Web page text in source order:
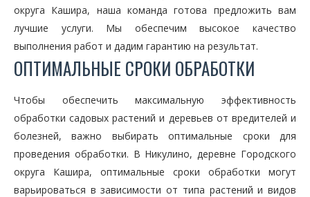
округа Кашира, наша команда готова предложить вам
лучшие услуги. Мы обеспечим высокое качество
выполнения работ и дадим гарантию на результат.
ОПТИМАЛЬНЫЕ СРОКИ ОБРАБОТКИ
Чтобы обеспечить максимальную эффективность
обработки садовых растений и деревьев от вредителей и
болезней, важно выбирать оптимальные сроки для
проведения обработки. В Никулино, деревне Городского
округа Кашира, оптимальные сроки обработки могут
варьироваться в зависимости от типа растений и видов